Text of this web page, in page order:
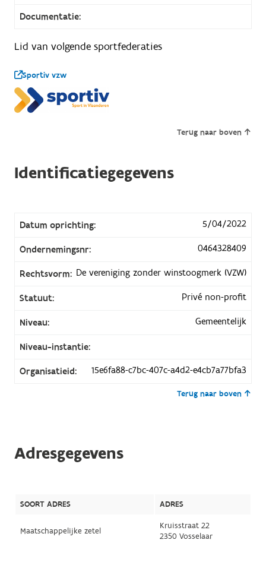
Documentatie:
Lid van volgende sportfederaties
Sportiv vzw
Terug naar boven
Identificatiegegevens
Datum oprichting: 5/04/2022
Ondernemingsnr: 0464328409
Rechtsvorm: De vereniging zonder winstoogmerk (VZW)
Statuut: Privé non-profit
Niveau: Gemeentelijk
Niveau-instantie:
Organisatieid: 15e6fa88-c7bc-407c-a4d2-e4cb7a77bfa3
Terug naar boven
Adresgegevens
SOORT ADRES ADRES
Maatschappelijke zetel
Kruisstraat 22
2350 Vosselaar